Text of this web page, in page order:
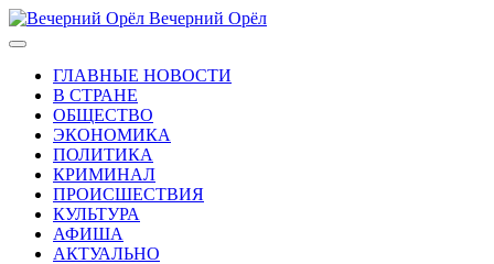
Вечерний Орёл
ГЛАВНЫЕ НОВОСТИ
В СТРАНЕ
ОБЩЕСТВО
ЭКОНОМИКА
ПОЛИТИКА
КРИМИНАЛ
ПРОИСШЕСТВИЯ
КУЛЬТУРА
АФИША
АКТУАЛЬНО